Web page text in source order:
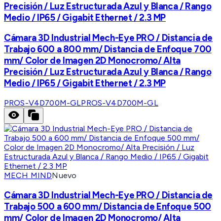
Precisión / Luz Estructurada Azul y Blanca / Rango
Medio / IP65 / Gigabit Ethernet / 2.3 MP
Cámara 3D Industrial Mech-Eye PRO / Distancia de
Trabajo 600 a 800 mm/ Distancia de Enfoque 700
mm/ Color de Imagen 2D Monocromo/ Alta
Precisión / Luz Estructurada Azul y Blanca / Rango
Medio / IP65 / Gigabit Ethernet / 2.3 MP
PROS-V4D700M-GLPROS-V4D700M-GL
MECH MINDNuevo
Cámara 3D Industrial Mech-Eye PRO / Distancia de
Trabajo 500 a 600 mm/ Distancia de Enfoque 500
mm/ Color de Imagen 2D Monocromo/ Alta